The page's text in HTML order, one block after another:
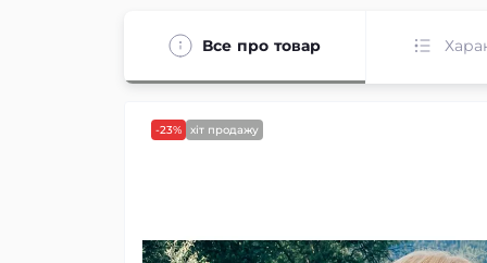
Все про товар
-23% хіт продажу